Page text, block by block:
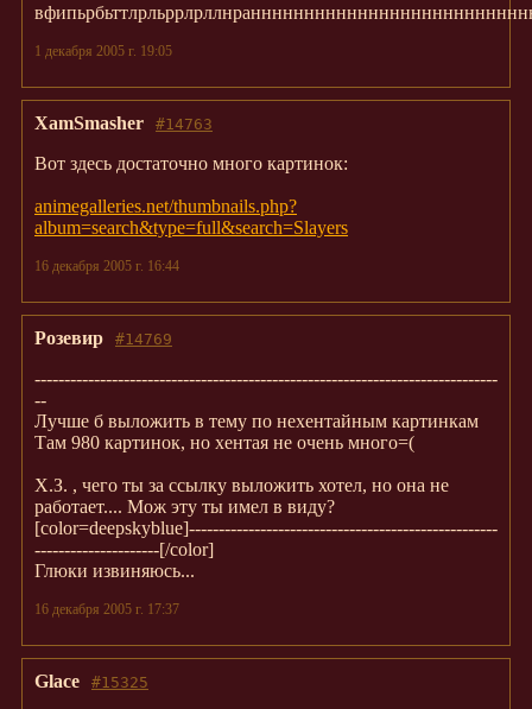
1 декабря 2005 г. 19:05
#14763
XamSmasher
Вот здесь достаточно много картинок:
animegalleries.net/thumbnails.php?
album=search&type=full&search=Slayers
16 декабря 2005 г. 16:44
#14769
Розевир
------------------------------------------------------------------------------
--
Лучше б выложить в тему по нехентайным картинкам
Там 980 картинок, но хентая не очень много=(
Х.З. , чего ты за ссылку выложить хотел, но она не
работает.... Мож эту ты имел в виду?
[color=deepskyblue]----------------------------------------------------
---------------------[/color]
Глюки извиняюсь...
16 декабря 2005 г. 17:37
#15325
Glace